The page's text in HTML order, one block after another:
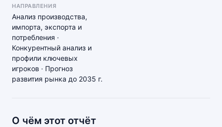
НАПРАВЛЕНИЯ
Анализ производства,
импорта, экспорта и
потребления ·
Конкурентный анализ и
профили ключевых
игроков · Прогноз
развития рынка до 2035 г.
О чём этот отчёт